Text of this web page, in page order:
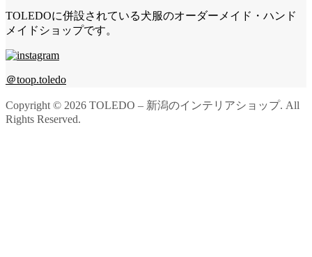
TOLEDOに併設されている犬服のオーダーメイド・ハンド
メイドショップです。
＠toop.toledo
Copyright © 2026 TOLEDO – 新潟のインテリアショップ. All
Rights Reserved.